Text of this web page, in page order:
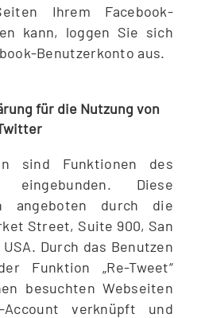
Ihrem Facebook-
kann, loggen Sie sich
Benutzerkonto aus.
für die Nutzung von
sind Funktionen des
Diese
angeboten durch die
Street, Suite 900, San
USA. Durch das Benutzen
Funktion „Re-Tweet“
besuchten Webseiten
verknüpft und